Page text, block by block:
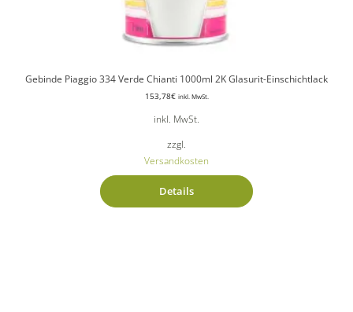
Gebinde Piaggio 334 Verde Chianti 1000ml 2K Glasurit-Einschichtlack
153,78€ inkl. MwSt.
inkl. MwSt.
zzgl.
Versandkosten
Details